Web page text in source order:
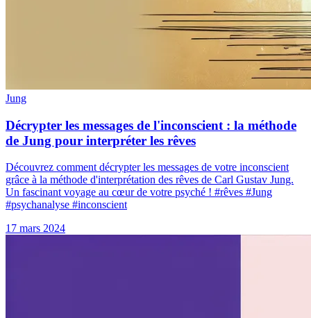
Jung
Décrypter les messages de l'inconscient : la méthode
de Jung pour interpréter les rêves
Découvrez comment décrypter les messages de votre inconscient
grâce à la méthode d'interprétation des rêves de Carl Gustav Jung.
Un fascinant voyage au cœur de votre psyché ! #rêves #Jung
#psychanalyse #inconscient
17 mars 2024